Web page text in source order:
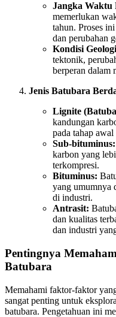
Jangka Waktu
memerlukan
tahun. Proses
dan perubahan
Kondisi
tektonik,
berperan dalam
Jenis Batubara
Lignite
kandungan
pada tahap
Sub-bituminus:
karbon yang
terkompresi.
Bituminus:
yang umumnya
di industri.
Antrasit:
dan kualitas
dan industri
Pentingnya
Batubara
Memahami faktor-faktor
sangat penting untuk
batubara. Pengetahuan ini